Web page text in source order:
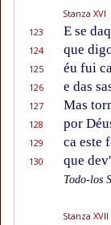
Stanza XVI
123 E se
124 que
125 éu fui
126 e das
127 Mas
128 por
129 ca este
130 que
Todo-los
Stanza XVII